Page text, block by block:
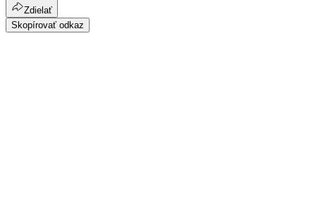
Zdielať
Skopírovať odkaz